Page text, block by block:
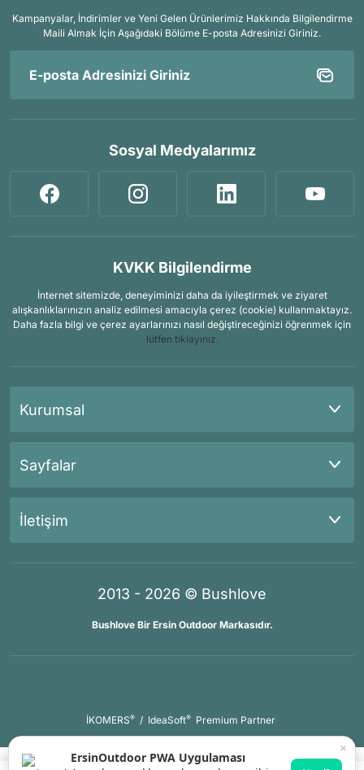
Kampanyalar, İndirimler ve Yeni Gelen Ürünlerimiz Hakkında Bilgilendirme
Maili Almak İçin Aşağıdaki Bölüme E-posta Adresinizi Giriniz.
Sosyal Medyalarımız
KVKK Bilgilendirme
İnternet sitemizde, deneyiminizi daha da iyileştirmek ve ziyaret
alışkanlıklarınızın analiz edilmesi amacıyla çerez (cookie) kullanmaktayız.
Daha fazla bilgi ve çerez ayarlarınızı nasıl değiştireceğinizi öğrenmek için
lütfen tıklayınız.
Kurumsal
Sayfalar
İletişim
2013 - 2026 © Bushlove
Bushlove Bir Ersin Outdoor Markasıdır.
İKOMERS® / IdeaSoft® Premium Partner
×
ErsinOutdoor PWA Uygulaması